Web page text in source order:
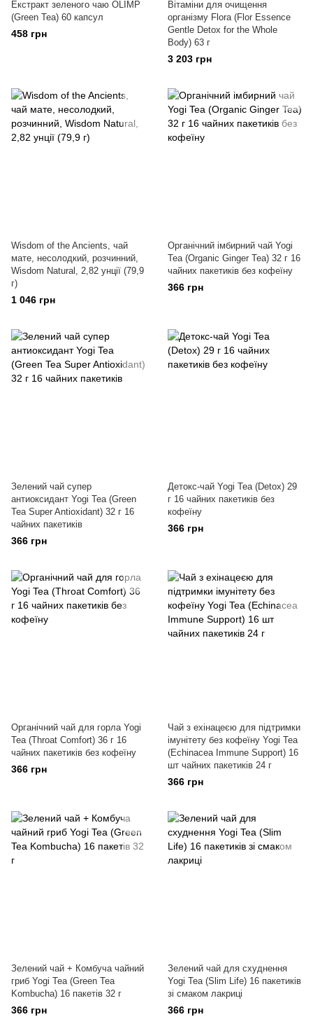
Екстракт зеленого чаю OLIMP
(Green Tea) 60 капсул
458 грн
Вітаміни для очищення
організму Flora (Flor Essence
Gentle Detox for the Whole
Body) 63 г
3 203 грн
Wisdom of the Ancients, чай
мате, несолодкий, розчинний,
Wisdom Natural, 2,82 унції (79,9
г)
1 046 грн
Органічний імбирний чай Yogi
Tea (Organic Ginger Tea) 32 г 16
чайних пакетиків без кофеїну
366 грн
Зелений чай супер
антиоксидант Yogi Tea (Green
Tea Super Antioxidant) 32 г 16
чайних пакетиків
366 грн
Детокс-чай Yogi Tea (Detox) 29
г 16 чайних пакетиків без
кофеїну
366 грн
Органічний чай для горла Yogi
Tea (Throat Comfort) 36 г 16
чайних пакетиків без кофеїну
366 грн
Чай з ехінацеєю для підтримки
імунітету без кофеїну Yogi Tea
(Echinacea Immune Support) 16
шт чайних пакетиків 24 г
366 грн
Зелений чай + Комбуча чайний
гриб Yogi Tea (Green Tea
Kombucha) 16 пакетів 32 г
366 грн
Зелений чай для схуднення
Yogi Tea (Slim Life) 16 пакетиків
зі смаком лакриці
366 грн